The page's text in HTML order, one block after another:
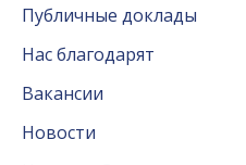
Публичные доклады
Нас благодарят
Вакансии
Новости